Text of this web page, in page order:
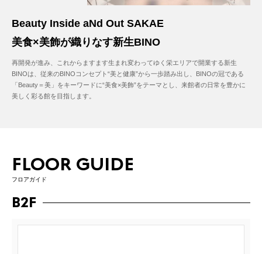
Beauty Inside aNd Out SAKAE
美食×美飾が織りなす新生BINO
再開発が進み、これからますます生まれ変わってゆく栄エリアで開業する新生
BINOは、従来のBINOコンセプト“美と健康”から一歩踏み出し、BINOの冠である
「Beauty＝美」をキーワードに“美食×美飾”をテーマとし、来館者の日常を豊かに
美しく彩る館を目指します。
FLOOR GUIDE
フロアガイド
B2F